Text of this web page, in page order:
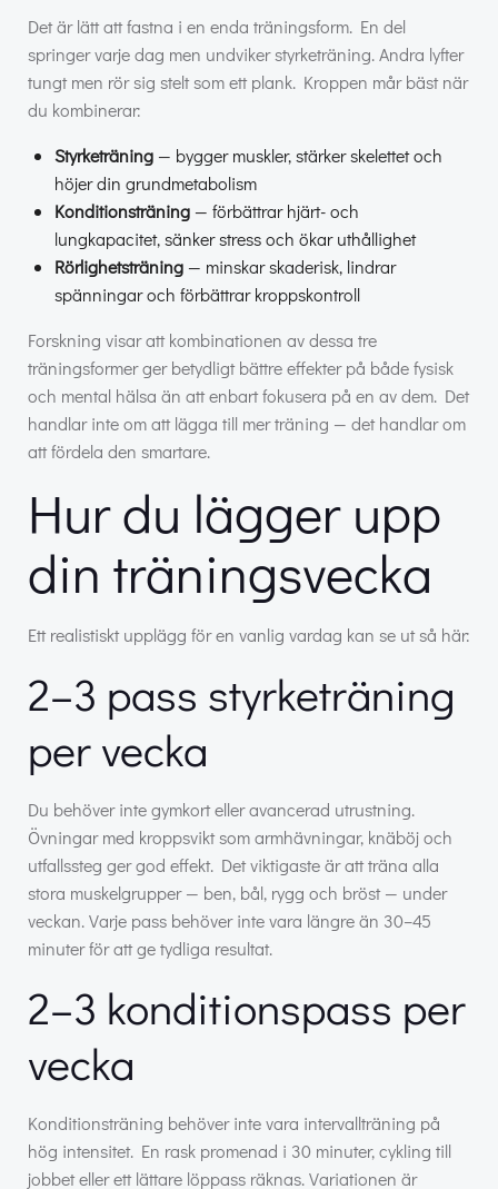
Det är lätt att fastna i en enda träningsform. En del
springer varje dag men undviker styrketräning. Andra lyfter
tungt men rör sig stelt som ett plank. Kroppen mår bäst när
du kombinerar:
Styrketräning — bygger muskler, stärker skelettet och
höjer din grundmetabolism
Konditionsträning — förbättrar hjärt- och
lungkapacitet, sänker stress och ökar uthållighet
Rörlighetsträning — minskar skaderisk, lindrar
spänningar och förbättrar kroppskontroll
Forskning visar att kombinationen av dessa tre
träningsformer ger betydligt bättre effekter på både fysisk
och mental hälsa än att enbart fokusera på en av dem. Det
handlar inte om att lägga till mer träning — det handlar om
att fördela den smartare.
Hur du lägger upp
din träningsvecka
Ett realistiskt upplägg för en vanlig vardag kan se ut så här:
2–3 pass styrketräning
per vecka
Du behöver inte gymkort eller avancerad utrustning.
Övningar med kroppsvikt som armhävningar, knäböj och
utfallssteg ger god effekt. Det viktigaste är att träna alla
stora muskelgrupper — ben, bål, rygg och bröst — under
veckan. Varje pass behöver inte vara längre än 30–45
minuter för att ge tydliga resultat.
2–3 konditionspass per
vecka
Konditionsträning behöver inte vara intervallträning på
hög intensitet. En rask promenad i 30 minuter, cykling till
jobbet eller ett lättare löppass räknas. Variationen är